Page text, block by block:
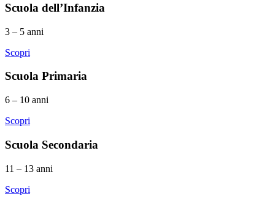
Scuola dell’Infanzia
3 – 5 anni
Scopri
Scuola Primaria
6 – 10 anni
Scopri
Scuola Secondaria
11 – 13 anni
Scopri